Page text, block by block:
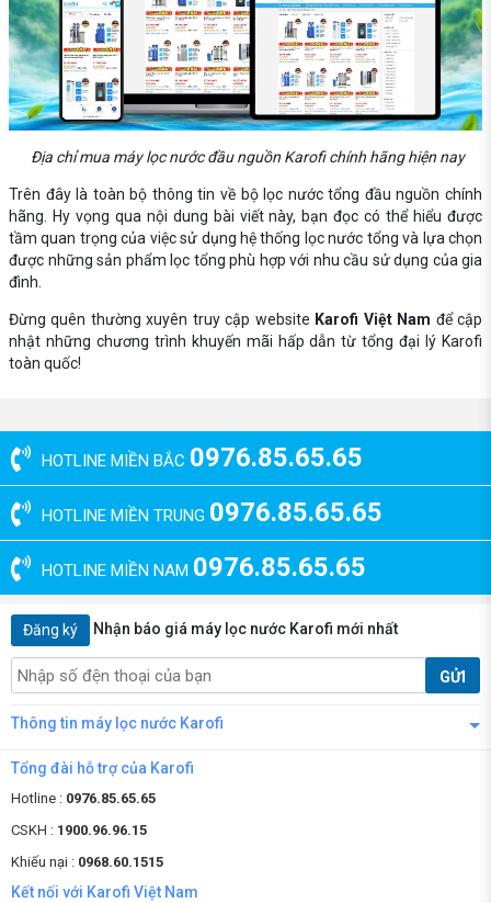
Địa chỉ mua máy lọc nước đầu nguồn Karofi chính hãng hiện nay
Trên đây là toàn bộ thông tin về bộ lọc nước tổng đầu nguồn chính
hãng. Hy vọng qua nội dung bài viết này, bạn đọc có thể hiểu được
tầm quan trọng của việc sử dụng hệ thống lọc nước tổng và lựa chọn
được những sản phẩm lọc tổng phù hợp với nhu cầu sử dụng của gia
đình.
Đừng quên thường xuyên truy cập website Karofi Việt Nam để cập
nhật những chương trình khuyến mãi hấp dẫn từ tổng đại lý Karofi
toàn quốc!
HOTLINE MIỀN BẮC 0976.85.65.65
HOTLINE MIỀN TRUNG 0976.85.65.65
HOTLINE MIỀN NAM 0976.85.65.65
Đăng ký Nhận báo giá máy lọc nước Karofi mới nhất
GỬI
Thông tin máy lọc nước Karofi
Tổng đài hỗ trợ của Karofi
Hotline : 0976.85.65.65
CSKH : 1900.96.96.15
Khiếu nại : 0968.60.1515
Kết nối với Karofi Việt Nam